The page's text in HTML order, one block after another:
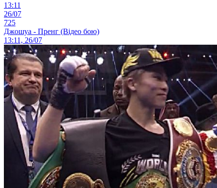
13:11
26/07
725
Джошуа - Пренг (Відео бою)
13:11, 26/07